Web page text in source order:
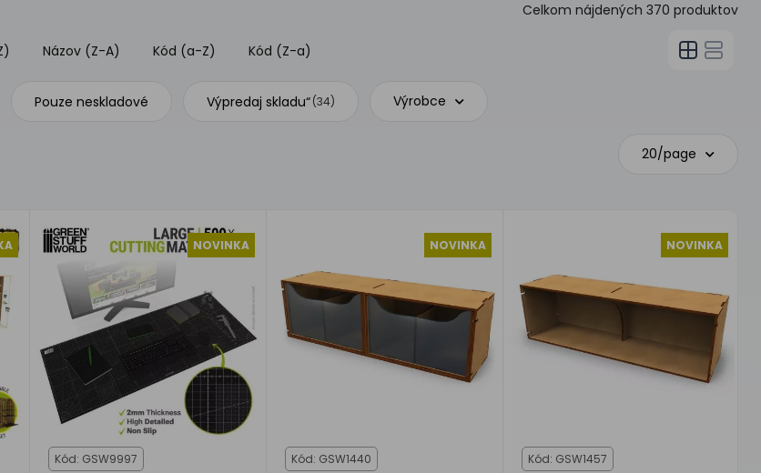
Celkom nájdených 370 produktov
Názov (Z-A) Kód (a-Z) Kód (Z-a)
Pouze neskladové Výpredaj skladu“(34) Výrobce
20/page
NOVINKA
Kód: GSW9997
NOVINKA
Kód: GSW1440
NOVINKA
Kód: GSW1457